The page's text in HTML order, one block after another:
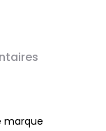
marque